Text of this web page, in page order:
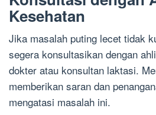
Kesehatan
Jika masalah puting lecet tidak
segera konsultasikan dengan
dokter atau konsultan laktasi.
memberikan saran dan
mengatasi masalah ini.